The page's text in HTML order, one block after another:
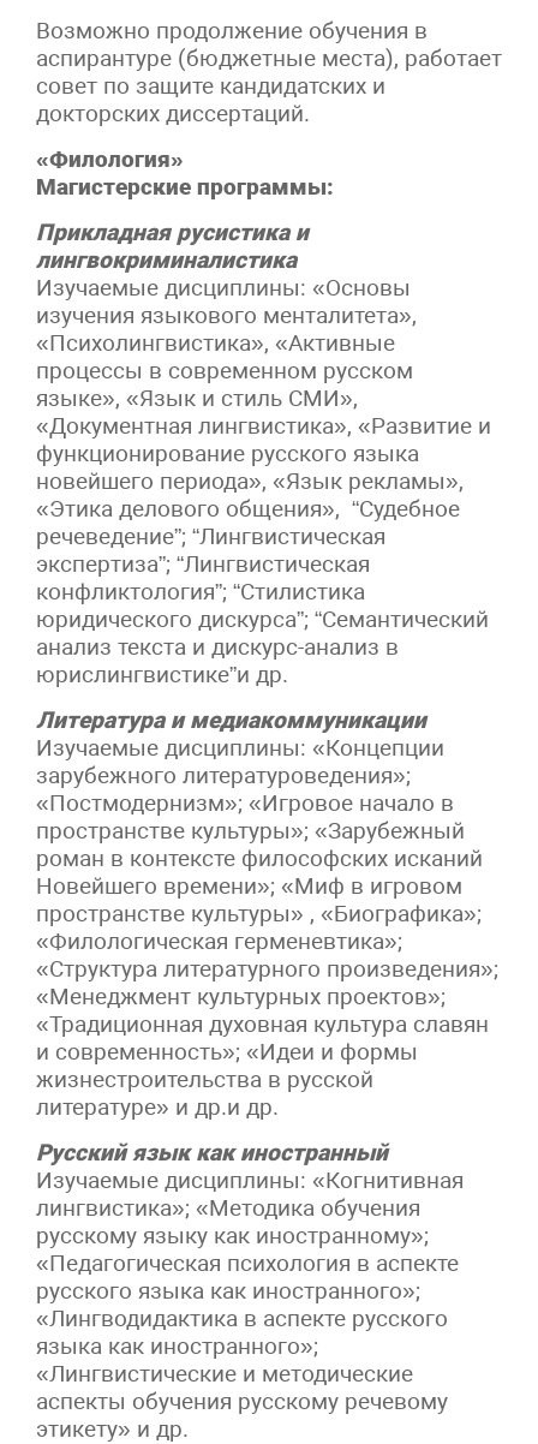
Возможно продолжение обучения в
аспирантуре (бюджетные места), работает
совет по защите кандидатских и
докторских диссертаций.
«Филология»
Магистерские программы:
Прикладная русистика и
лингвокриминалистика
Изучаемые дисциплины: «Основы
изучения языкового менталитета»,
«Психолингвистика», «Активные
процессы в современном русском
языке», «Язык и стиль СМИ»,
«Документная лингвистика», «Развитие и
функционирование русского языка
новейшего периода», «Язык рекламы»,
«Этика делового общения», “Судебное
речеведение”; “Лингвистическая
экспертиза”; “Лингвистическая
конфликтология”; “Стилистика
юридического дискурса”; “Семантический
анализ текста и дискурс-анализ в
юрислингвистике”и др.
Литература и медиакоммуникации
Изучаемые дисциплины: «Концепции
зарубежного литературоведения»;
«Постмодернизм»; «Игровое начало в
пространстве культуры»; «Зарубежный
роман в контексте философских исканий
Новейшего времени»; «Миф в игровом
пространстве культуры» , «Биографика»;
«Филологическая герменевтика»;
«Структура литературного произведения»;
«Менеджмент культурных проектов»;
«Традиционная духовная культура славян
и современность»; «Идеи и формы
жизнестроительства в русской
литературе» и др.и др.
Русский язык как иностранный
Изучаемые дисциплины: «Когнитивная
лингвистика»; «Методика обучения
русскому языку как иностранному»;
«Педагогическая психология в аспекте
русского языка как иностранного»;
«Лингводидактика в аспекте русского
языка как иностранного»;
«Лингвистические и методические
аспекты обучения русскому речевому
этикету» и др.